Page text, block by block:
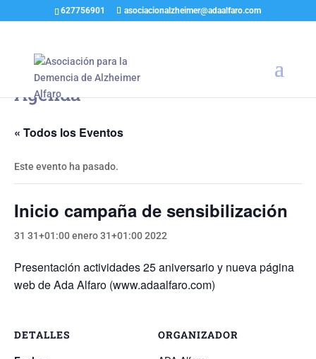
627756901 asociacionalzheimer@adaalfaro.com
Agenda
« Todos los Eventos
Este evento ha pasado.
Inicio campaña de sensibilización
31 31+01:00 enero 31+01:00 2022
Presentación actividades 25 aniversario y nueva página
web de Ada Alfaro (www.adaalfaro.com)
DETALLES ORGANIZADOR